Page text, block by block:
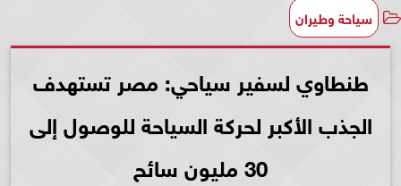
سياحة وطيران
طنطاوي لسفير سياحي: مصر تستهدف
الجذب الأكبر لحركة السياحة للوصول إلى
30 مليون سائح